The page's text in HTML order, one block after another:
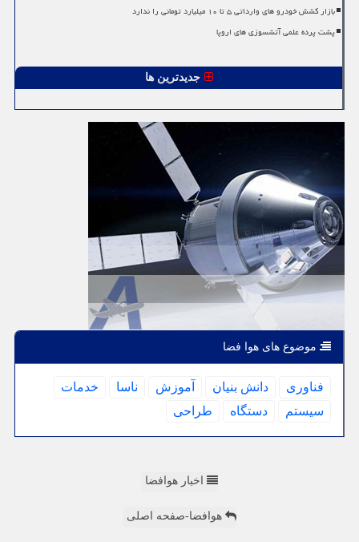
بازار کشش خودرو های وارداتی ۵ تا ۱۰ میلیارد تومانی را ندارد
پشت پرده علمی آتشسوزی های اروپا
جدیدترین ها
موضوع های هوا فضا
فناوری دانش بنیان آموزش ناسا
خدمات
سیستم
دستگاه طراحی
اخبار هوافضا
هوافضا-صفحه اصلی